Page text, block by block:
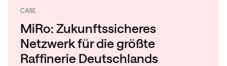
CASE
MiRo: Zukunftssicheres
Netzwerk für die größte
Raffinerie Deutschlands